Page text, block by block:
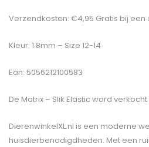
Verzendkosten: €4,95 Gratis bij
Kleur: 1.8mm – Size 12-14
Ean: 5056212100583
De Matrix – Slik Elastic word verkocht
DierenwinkelXL.nl is een moderne
huisdierbenodigdheden. Met een